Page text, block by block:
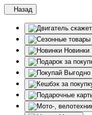
Назад
Новинки